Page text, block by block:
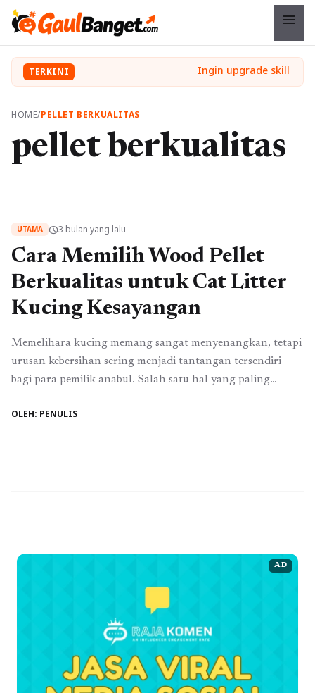
menu
TERKINI
HOME/PELLET BERKUALITAS
pellet berkualitas
UTAMA schedule3 bulan yang lalu
Cara Memilih Wood Pellet
Berkualitas untuk Cat Litter
Kucing Kesayangan
Memelihara kucing memang sangat menyenangkan, tetapi
urusan kebersihan sering menjadi tantangan tersendiri
bagi para pemilik anabul. Salah satu hal yang paling
kucing sekaligus praktis untuk pemiliknya. Belakangan ini,
OLEH: PENULIS
AD